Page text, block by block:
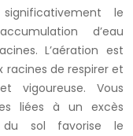
le
d’eau
L’aération est
de respirer et
vigoureuse. Vous
liées à un excès
du sol favorise le